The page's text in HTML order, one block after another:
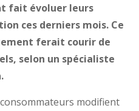
fait évoluer leurs
ces derniers mois. Ce
ferait courir de
selon un spécialiste
modifient